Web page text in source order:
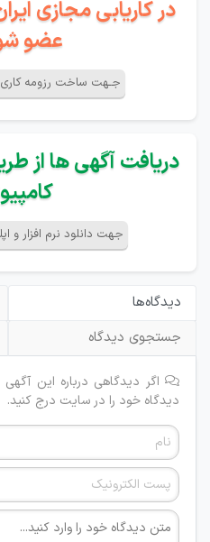
در کاریابی مجازی
عضو
جـهت ساخت رزومه کاری
دریافت آگهی ها از
جهت دانلود نرم افزار و
دیدگاه‌ها
جستجوی دیدگاه
اگر دیدگاهی درباره این آگهی
دیدگاه خود را در سایت درج کنید.